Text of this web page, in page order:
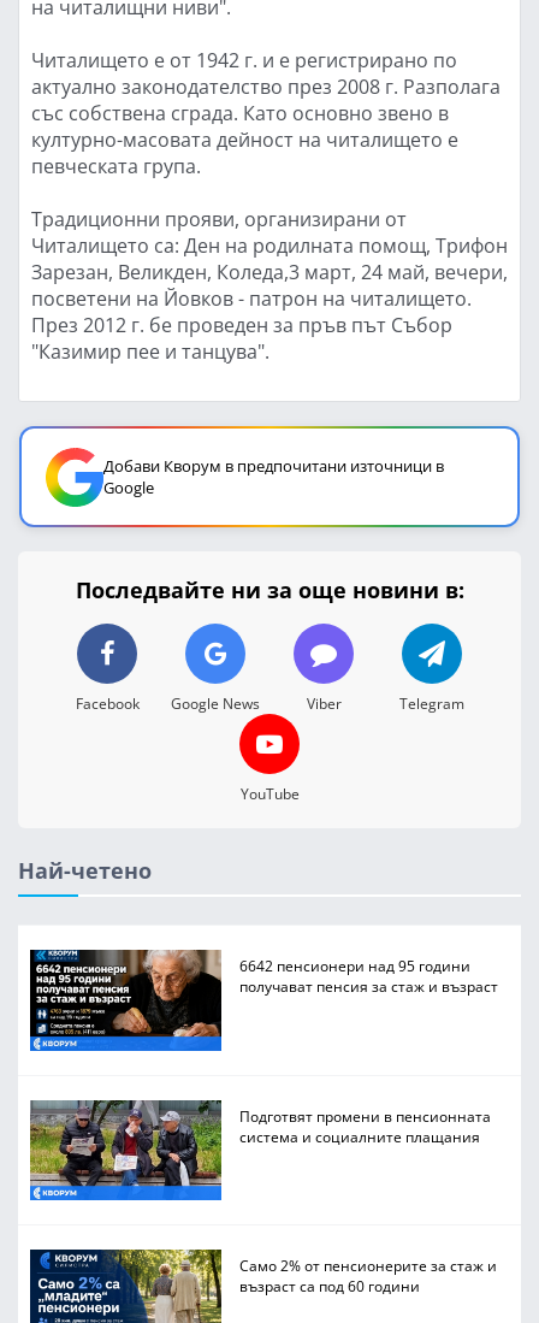
на читалищни ниви".
Читалището е от 1942 г. и е регистрирано по
актуално законодателство през 2008 г. Разполага
със собствена сграда. Като основно звено в
културно-масовата дейност на читалището е
певческата група.
Традиционни прояви, организирани от
Читалището са: Ден на родилната помощ, Трифон
Зарезан, Великден, Коледа,3 март, 24 май, вечери,
посветени на Йовков - патрон на читалището.
През 2012 г. бе проведен за пръв път Събор
"Казимир пее и танцува".
Добави Кворум в предпочитани източници в
Google
Последвайте ни за още новини в:
Facebook Google News Viber Telegram
YouTube
Най-четено
6642 пенсионери над 95 години
получават пенсия за стаж и възраст
Подготвят промени в пенсионната
система и социалните плащания
Само 2% от пенсионерите за стаж и
възраст са под 60 години